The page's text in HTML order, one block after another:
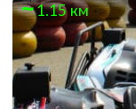
1.15 км